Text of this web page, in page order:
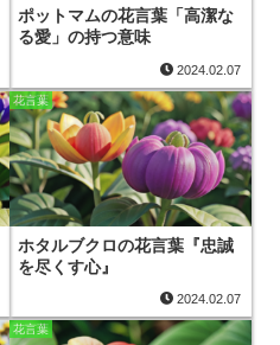
ポットマムの花言葉「高潔な
る愛」の持つ意味
2024.02.07
花言葉
ホタルブクロの花言葉『忠誠
を尽くす心』
2024.02.07
花言葉